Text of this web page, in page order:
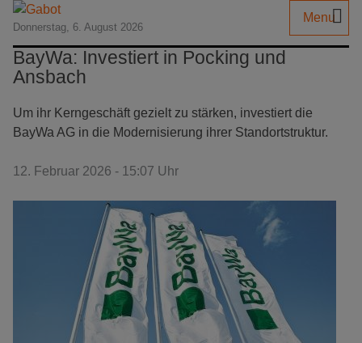
Donnerstag, 6. August 2026
Menu
BayWa: Investiert in Pocking und
Ansbach
Um ihr Kerngeschäft gezielt zu stärken, investiert die
BayWa AG in die Modernisierung ihrer Standortstruktur.
12. Februar 2026 - 15:07 Uhr